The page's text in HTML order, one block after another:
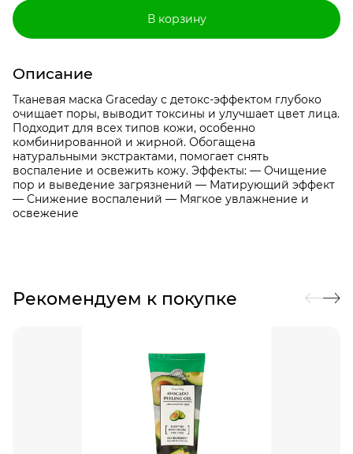
В корзину
Описание
Тканевая маска Graceday с детокс-эффектом глубоко
очищает поры, выводит токсины и улучшает цвет лица.
Подходит для всех типов кожи, особенно
комбинированной и жирной. Обогащена
натуральными экстрактами, помогает снять
воспаление и освежить кожу. Эффекты: — Очищение
пор и выведение загрязнений — Матирующий эффект
— Снижение воспалений — Мягкое увлажнение и
освежение
Рекомендуем к покупке